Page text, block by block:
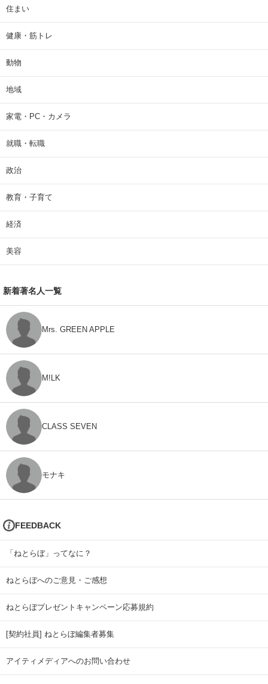
住まい
健康・筋トレ
動物
地域
家電・PC・カメラ
就職・転職
政治
教育・子育て
経済
美容
新着著名人一覧
Mrs. GREEN APPLE
M!LK
CLASS SEVEN
モナキ
FEEDBACK
「ねとらぼ」ってなに？
ねとらぼへのご意見・ご感想
ねとらぼプレゼントキャンペーン応募規約
[契約社員] ねとらぼ編集者募集
アイティメディアへのお問い合わせ